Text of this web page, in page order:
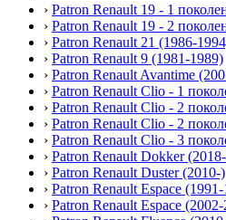
› Patron Renault 19 - 1
› Patron Renault 19 - 2
› Patron Renault 21 (1986-
› Patron Renault 9 (1981-1989)
› Patron Renault Avantime
› Patron Renault Clio - 1
› Patron Renault Clio - 2
› Patron Renault Clio - 2
› Patron Renault Clio - 3
› Patron Renault Dokker
› Patron Renault Duster (2010-)
› Patron Renault Espace
› Patron Renault Espace